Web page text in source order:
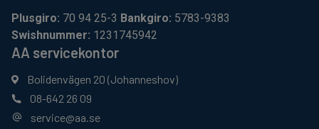
Plusgiro: 70 94 25-3 Bankgiro: 5783-9383
Swishnummer: 1231745942
AA servicekontor
Bolidenvägen 20 (Johanneshov)
08-642 26 09
service@aa.se